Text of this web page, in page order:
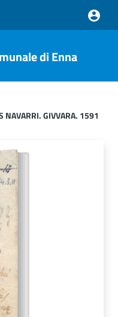
di Enna
GIVVARA. 1591